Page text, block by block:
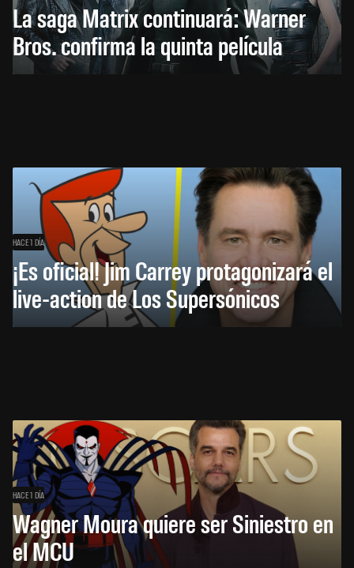
La saga Matrix continuará: Warner
Bros. confirma la quinta película
HACE 1 DÍA
¡Es oficial! Jim Carrey protagonizará el
live-action de Los Supersónicos
HACE 1 DÍA
Wagner Moura quiere ser Siniestro en
el MCU